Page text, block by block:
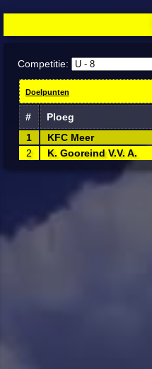
Competitie:
Doelpunten
#
Ploeg
1
KFC Meer
2
K. Gooreind V.V. A.